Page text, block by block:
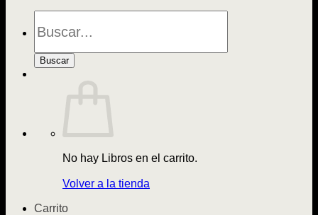
de
Buscar
No hay Libros en el carrito.
Volver a la tienda
Carrito